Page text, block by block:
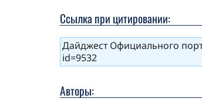
Ссылка при цитировании:
Дайджест Официального
id=9532
Авторы: